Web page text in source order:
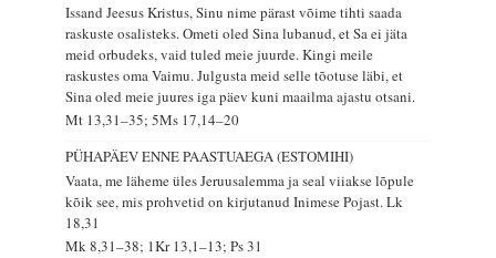
Issand Jeesus Kristus, Sinu nime pärast võime tihti saada
raskuste osalisteks. Ometi oled Sina lubanud, et Sa ei jäta
meid orbudeks, vaid tuled meie juurde. Kingi meile
raskustes oma Vaimu. Julgusta meid selle tõotuse läbi, et
Sina oled meie juures iga päev kuni maailma ajastu otsani.
Mt 13,31–35; 5Ms 17,14–20
PÜHAPÄEV ENNE PAASTUAEGA (ESTOMIHI)
Vaata, me läheme üles Jeruusalemma ja seal viiakse lõpule
kõik see, mis prohvetid on kirjutanud Inimese Pojast.Lk
18,31
Mk 8,31–38; 1Kr 13,1–13; Ps 31